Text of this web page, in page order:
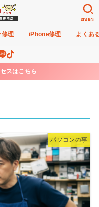
修理 iPhone修理 よくあ
SEARCH
スはこちら
パソコンの事